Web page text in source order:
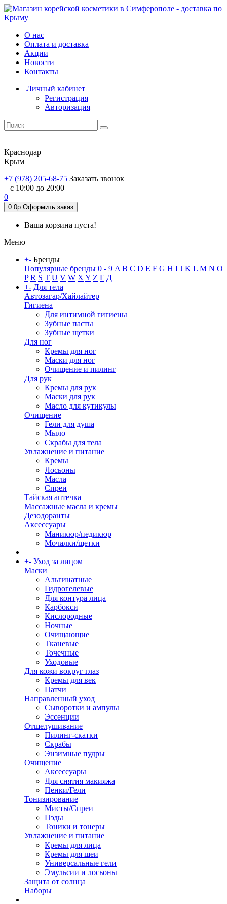
О нас
Оплата и доставка
Акции
Новости
Контакты
Личный кабинет
Регистрация
Авторизация
Краснодар
Крым
+7 (978) 205-68-75 Заказать звонок
с 10:00 до 20:00
0
0 0р.Оформить заказ
Ваша корзина пуста!
Меню
+- Бренды
Популярные бренды 0 - 9 A B C D E F G H I J K L M N O
P R S T U V W X Y Z Г Д
+- Для тела
Автозагар/Хайлайтер
Гигиена
Для интимной гигиены
Зубные пасты
Зубные щетки
Для ног
Кремы для ног
Маски для ног
Очищение и пилинг
Для рук
Кремы для рук
Маски для рук
Масло для кутикулы
Очищение
Гели для душа
Мыло
Скрабы для тела
Увлажнение и питание
Кремы
Лосьоны
Масла
Спреи
Тайская аптечка
Массажные масла и кремы
Дезодоранты
Аксессуары
Маникюр/педикюр
Мочалки/щетки
+- Уход за лицом
Маски
Альгинатные
Гидрогелевые
Для контура лица
Карбокси
Кислородные
Ночные
Очищающие
Тканевые
Точечные
Уходовые
Для кожи вокруг глаз
Кремы для век
Патчи
Направленный уход
Сыворотки и ампулы
Эссенции
Отшелушивание
Пилинг-скатки
Скрабы
Энзимные пудры
Очищение
Аксессуары
Для снятия макияжа
Пенки/Гели
Тонизирование
Мисты/Спреи
Пэды
Тоники и тонеры
Увлажнение и питание
Кремы для лица
Кремы для шеи
Универсальные гели
Эмульсии и лосьоны
Защита от солнца
Наборы